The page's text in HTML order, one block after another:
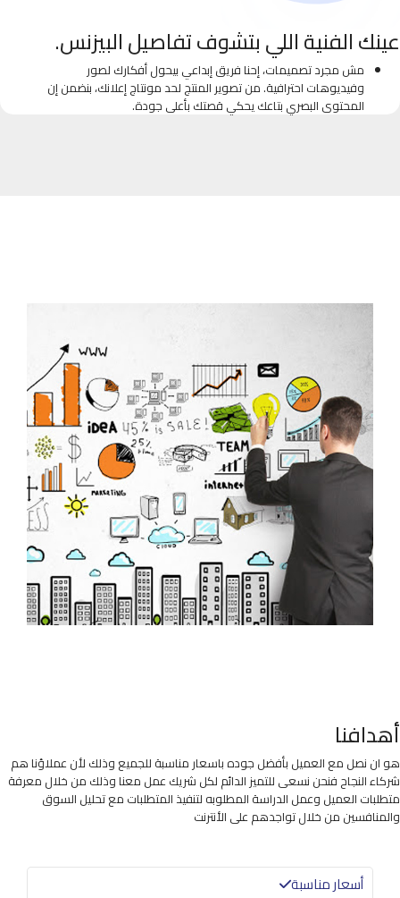
عينك الفنية اللي بتشوف تفاصيل البيزنس.
مش مجرد تصميمات، إحنا فريق إبداعي بيحول أفكارك لصور
وفيديوهات احترافية. من تصوير المنتج لحد مونتاج إعلانك، بنضمن إن
المحتوى البصري بتاعك يحكي قصتك بأعلى جودة.
أهدافنا
هو ان نصل مع العميل بأفضل جوده باسعار مناسبة للجميع وذلك لأن عملاؤنا هم
شركاء النجاح فنحن نسعى للتميز الدائم لكل شريك عمل معنا وذلك من خلال معرفة
متطلبات العميل وعمل الدراسة المطلوبه لتنفيذ المتطلبات مع تحليل السوق
والمنافسين من خلال تواجدهم على الأنترنت
أسعار مناسبة